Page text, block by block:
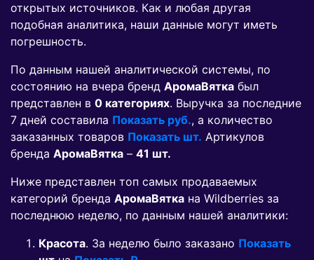
открытых источников. Как и любая другая
подобная аналитика, наши данные могут иметь
погрешность.
По данным нашей аналитической системы, по
состоянию на вчера бренд АромаВятка был
представлен в 0 категориях. Выручка за последние
7 дней составила Показать руб., а количество
заказанных товаров Показать шт. Артикулов
бренда АромаВятка – 41 шт.
Ниже представлен топ самых продаваемых
категорий бренда АромаВятка на Wildberries за
последнюю неделю, по данным нашей аналитики:
Красота. За неделю было заказано Показать